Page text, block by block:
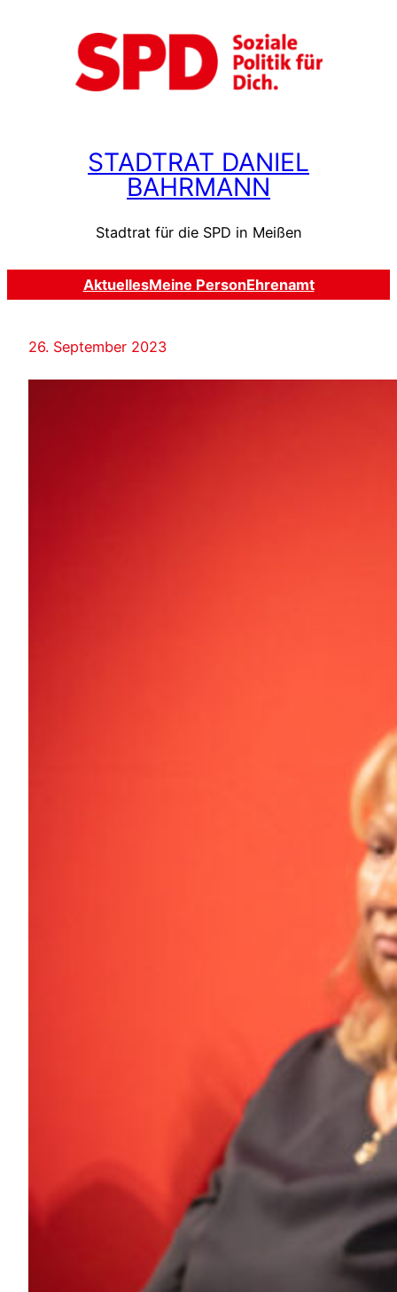
STADTRAT DANIEL
BAHRMANN
Stadtrat für die SPD in Meißen
AktuellesMeine PersonEhrenamt
26. September 2023